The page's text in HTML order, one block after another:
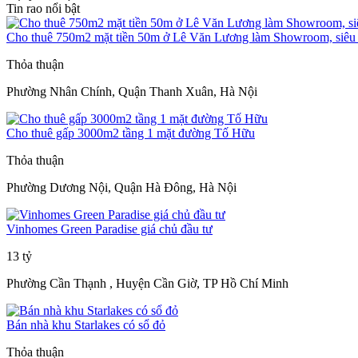
Tin rao nổi bật
Cho thuê 750m2 mặt tiền 50m ở Lê Văn Lương làm Showroom, siêu
Thỏa thuận
Phường Nhân Chính, Quận Thanh Xuân, Hà Nội
Cho thuê gấp 3000m2 tầng 1 mặt đường Tố Hữu
Thỏa thuận
Phường Dương Nội, Quận Hà Đông, Hà Nội
Vinhomes Green Paradise giá chủ đầu tư
13 tỷ
Phường Cần Thạnh , Huyện Cần Giờ, TP Hồ Chí Minh
Bán nhà khu Starlakes có sổ đỏ
Thỏa thuận